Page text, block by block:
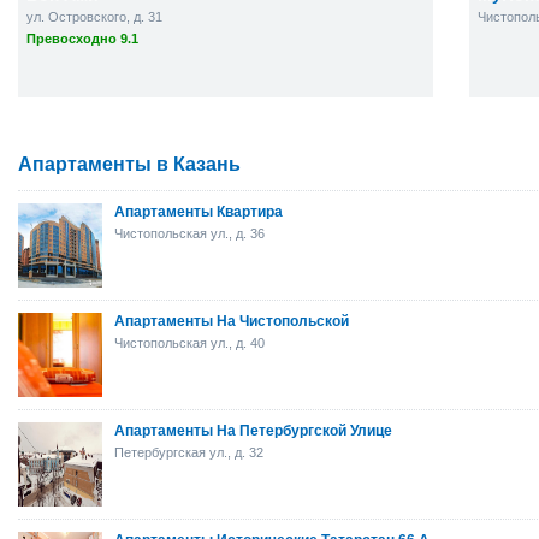
ул. Островского, д. 31
Превосходно 9.1
Апартаменты в Казань
Апартаменты Квартира
Чистопольская ул., д. 36
Апартаменты На Чистопольской
Чистопольская ул., д. 40
Апартаменты На Петербургской Улице
Петербургская ул., д. 32